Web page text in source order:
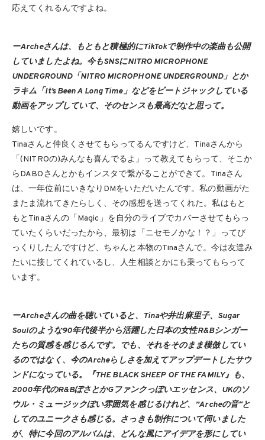
応えてくれるんですよね。
ーArcheさんは、もともと積極的にTikTokで制作中の楽曲も公開
していましたよね。今もSNSにNITRO MICROPHONE
UNDERGROUND「NITRO MICROPHONE UNDERGROUND」とか
ラキム「It’s Been A Long Time」などをビートジャックしている
動画をアップしていて、そのセンスも最高だなと思って。
嬉しいです。
Tinaさんと仲良くさせてもらってるんですけど、Tinaさんから
「(NITROの)みんなも喜んでるよ」って教えてもらって、そこか
らDABOさんとかもインスタで繋がることができて。Tinaさん
は、一年位前にいきなりDMをいただいたんです。私の動画がた
またま流れてきたらしく、その感想を送ってくれた。私はもと
もとTinaさんの「Magic」を自分のライブでカバーさせてもらっ
ていたくらいだったから、最初は「ニセモノかな！？」ってび
っくりしたんですけど、ちゃんと本物のTinaさんで。今は友達み
たいに接してくれているし、人生相談とかにも乗ってもらって
います。
ーArcheさんの曲を聴いていると、Tinaや井出麻里子、Sugar
Soulのような90年代後半から活躍した日本の女性R&Bシンガー
たちの質感を感じるんです。でも、それをそのまま模倣してい
るのではなく、今のArcheらしさを加えてアップデートしたサウ
ンドになっている。『THE BLACK SHEEP OF THE FAMILY』も、
2000年代のR&BぽさとかGファンクっぽいエッセンス、UKのソ
ウル・ミュージックぽい雰囲気を感じるけれど、”Archeの音“と
してのユニークさも感じる。さっきも制作について伺いました
が、特に今回のアルバムは、どんな風にアイデアを形にしてい